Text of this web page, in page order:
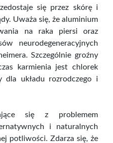
się przez skórę i
Uważa się, że aluminium
na raka piersi oraz
neurodegeneracyjnych
Szczególnie groźny
karmienia jest chlorek
układu rozrodczego i
się z problemem
i naturalnych
potliwości. Zdarza się, że